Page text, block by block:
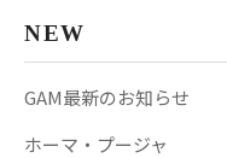
NEW
GAM最新のお知らせ
ホーマ・プージャ